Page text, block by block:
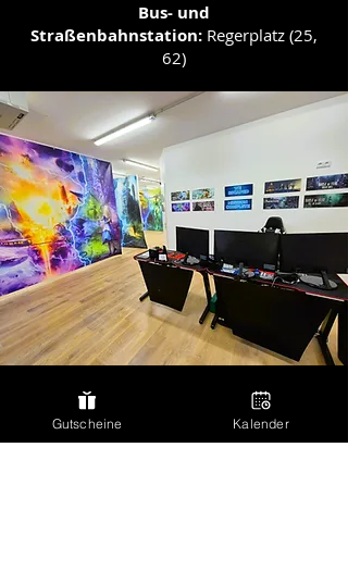
Bus- und
Straßenbahnstation: Regerplatz (25,
62)
Mehr über den Standort
Gutscheine Kalender